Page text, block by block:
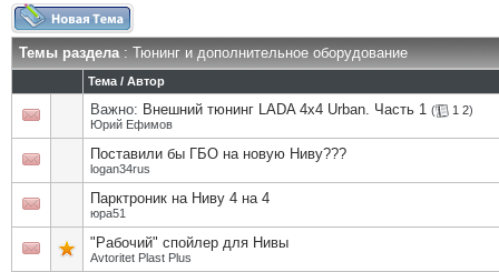
Темы раздела: Тюнинг и дополнительное оборудование
Тема / Автор
Важно: Внешний тюнинг LADA 4x4 Urban. Часть 1 ( 1 2)
Юрий Ефимов
Поставили бы ГБО на новую Ниву???
logan34rus
Парктроник на Ниву 4 на 4
юра51
"Рабочий" спойлер для Нивы
Avtoritet Plast Plus